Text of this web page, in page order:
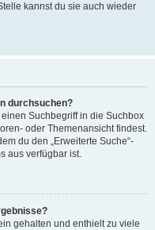
kannst du sie auch wieder
durchsuchen?
Suchbegriff in die Suchbox
oder Themenansicht findest.
du den „Erweiterte Suche“-
aus verfügbar ist.
gehalten und enthielt zu viele